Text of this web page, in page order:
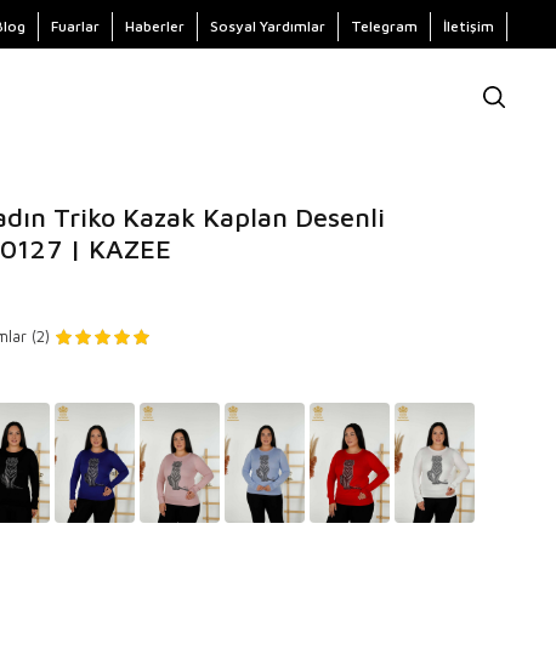
Fuarlar Haberler Sosyal Yardımlar Telegram İletişim
Triko Kazak Kaplan Desenli
| KAZEE
(2)